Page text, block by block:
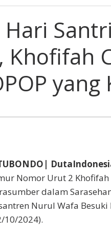
Khofifah
yang
Nomor Urut 2
dalam
Nurul Wafa
10/2024).